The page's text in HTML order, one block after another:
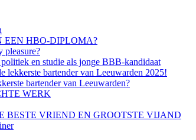
EEN HBO-DIPLOMA?
pleasure?
en studie als jonge BBB‑kandidaat
lekkerste bartender van Leeuwarden 2025!
bartender van Leeuwarden?
WERK
BESTE VRIEND EN GROOTSTE VIJAND